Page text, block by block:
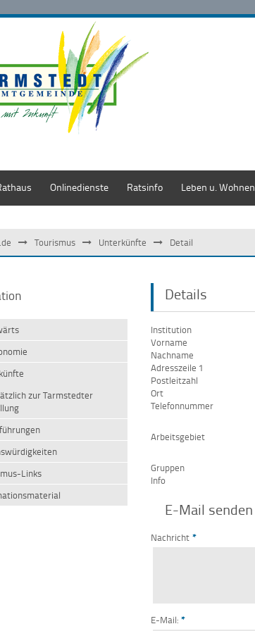
Onlinedienste Ratsinfo Leben u. Wohnen
Tourismus Unterkünfte Detail
zur Tarmstedter
Links
Details
Institution
Vorname
Nachname
Adresszeile 1
Postleitzahl
Ort
Telefonnummer
Arbeitsgebiet
Gruppen
Info
E-Mail senden
Nachricht *
E-Mail: *